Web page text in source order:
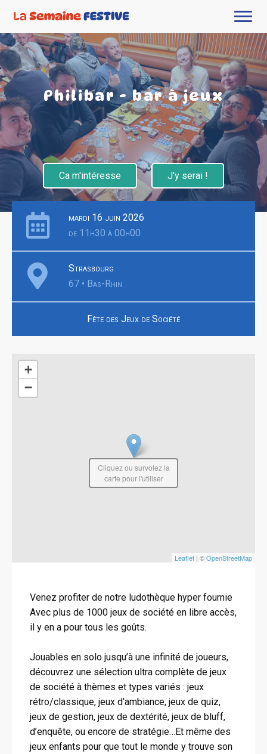
Philibar - bar à jeux
Ca m'intéresse J'y serai !
mardi 16 juin 2026
de 11h30 à 00h00
Strasbourg
67 • Bas-Rhin
Fête des Jeux de Société
+
−
Leaflet | ©OpenStreetMap
Cliquez ou survolez la
carte pour l'utiliser
Venez profiter de notre ludothèque hyper fournie
Avec plus de 1000 jeux de société en libre accès,
il y en a pour tous les goûts.
Jouables en solo jusqu’à une infinité de joueurs,
découvrez une sélection ultra complète de jeux
de société à thèmes et types variés : jeux
rétro/classique, jeux d’ambiance, jeux de quiz,
jeux de gestion, jeux de dextérité, jeux de bluff,
d’enquête, ou encore de stratégie…Et même des
jeux enfants pour que tout le monde y trouve son